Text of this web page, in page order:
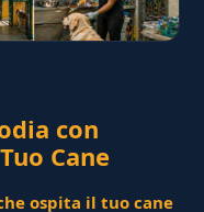
con
Cane
ospita il tuo cane